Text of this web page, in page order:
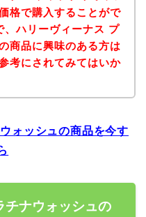
格で購入することがで
、ハリーヴィーナス プ
商品に興味のある方は
考にされてみてはいか
ォッシュの商品を今す
チナウォッシュの